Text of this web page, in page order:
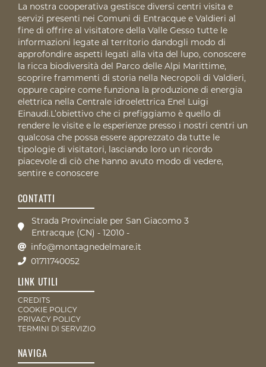
La nostra cooperativa gestisce diversi centri visita e
servizi presenti nei Comuni di Entracque e Valdieri al
fine di offrire al visitatore della Valle Gesso tutte le
informazioni legate al territorio dandogli modo di
approfondire aspetti legati alla vita del lupo, conoscere
la ricca biodiversità del Parco delle Alpi Marittime,
scoprire frammenti di storia nella Necropoli di Valdieri,
oppure capire come funziona la produzione di energia
elettrica nella Centrale idroelettrica Enel Luigi
Einaudi.L’obiettivo che ci prefiggiamo è quello di
rendere le visite e le esperienze presso i nostri centri un
qualcosa che possa essere apprezzato da tutte le
tipologie di visitatori, lasciando loro un ricordo
piacevole di ciò che hanno avuto modo di vedere,
sentire e conoscere
CONTATTI
Strada Provinciale per San Giacomo 3
Entracque (CN) - 12010 -
info@montagnedelmare.it
01711740052
LINK UTILI
CREDITS
COOKIE POLICY
PRIVACY POLICY
TERMINI DI SERVIZIO
NAVIGA